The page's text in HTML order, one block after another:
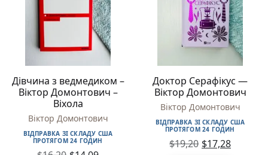
Дівчина з ведмедиком –
Віктор Домонтович –
Віхола
Віктор Домонтович
ВІДПРАВКА ЗІ СКЛАДУ США
ПРОТЯГОМ 24 ГОДИН
Доктор Серафікус —
Віктор Домонтович
Віктор Домонтович
ВІДПРАВКА ЗІ СКЛАДУ США
ПРОТЯГОМ 24 ГОДИН
$19,20 $17,28